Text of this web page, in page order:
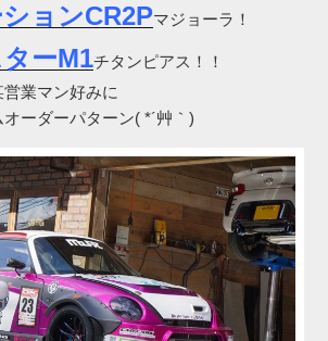
ョンCR2Pマジョーラ！
ーM1チタンピアス！！
業マン好みに
ーダーパターン( *´艸｀)